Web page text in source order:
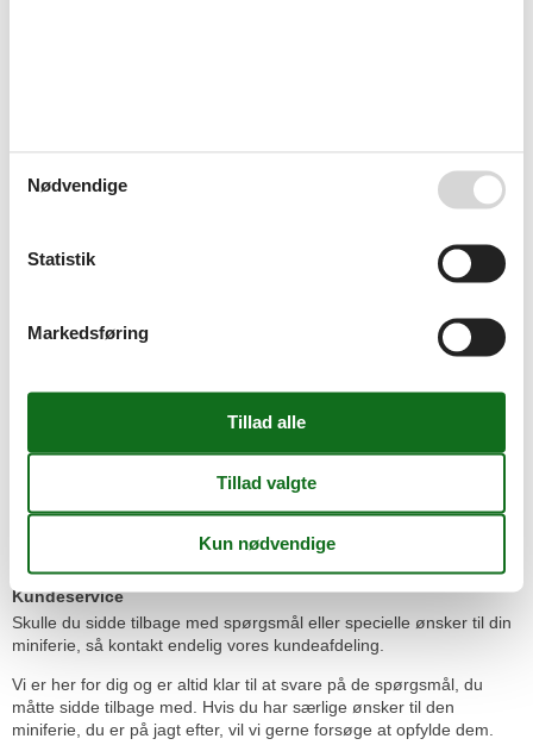
Takket være den tilstedeværende lytteenhed ombord, kan I lytte
med til marsvinenes indbyrdes kommunikation.
Mød mægtige bisoner på Ditlevsdal Bison Farm i Morud. Her kan
miniferier til den laveste, aktuelle pris. Der er prisgaranti på alle de
miniferier, du kan booke her på siden - og du er helt automatisk
miniferie, du har lejet, til en billigere pris hos et konkurrende
udlejningsbureau, matcher vi den billigere pris og overfører
Der er nogle betingelser, som skal være opfyldt, for at udnytte
Feline Holidays's prisgaranti. Betingelserne kan du læse om på
Kundeservice
Skulle du sidde tilbage med spørgsmål eller specielle ønsker til din
miniferie, så kontakt endelig vores kundeafdeling.
Vi er her for dig og er altid klar til at svare på de spørgsmål, du
måtte sidde tilbage med. Hvis du har særlige ønsker til den
miniferie, du er på jagt efter, vil vi gerne forsøge at opfylde dem.
Nødvendige
Statistik
Markedsføring